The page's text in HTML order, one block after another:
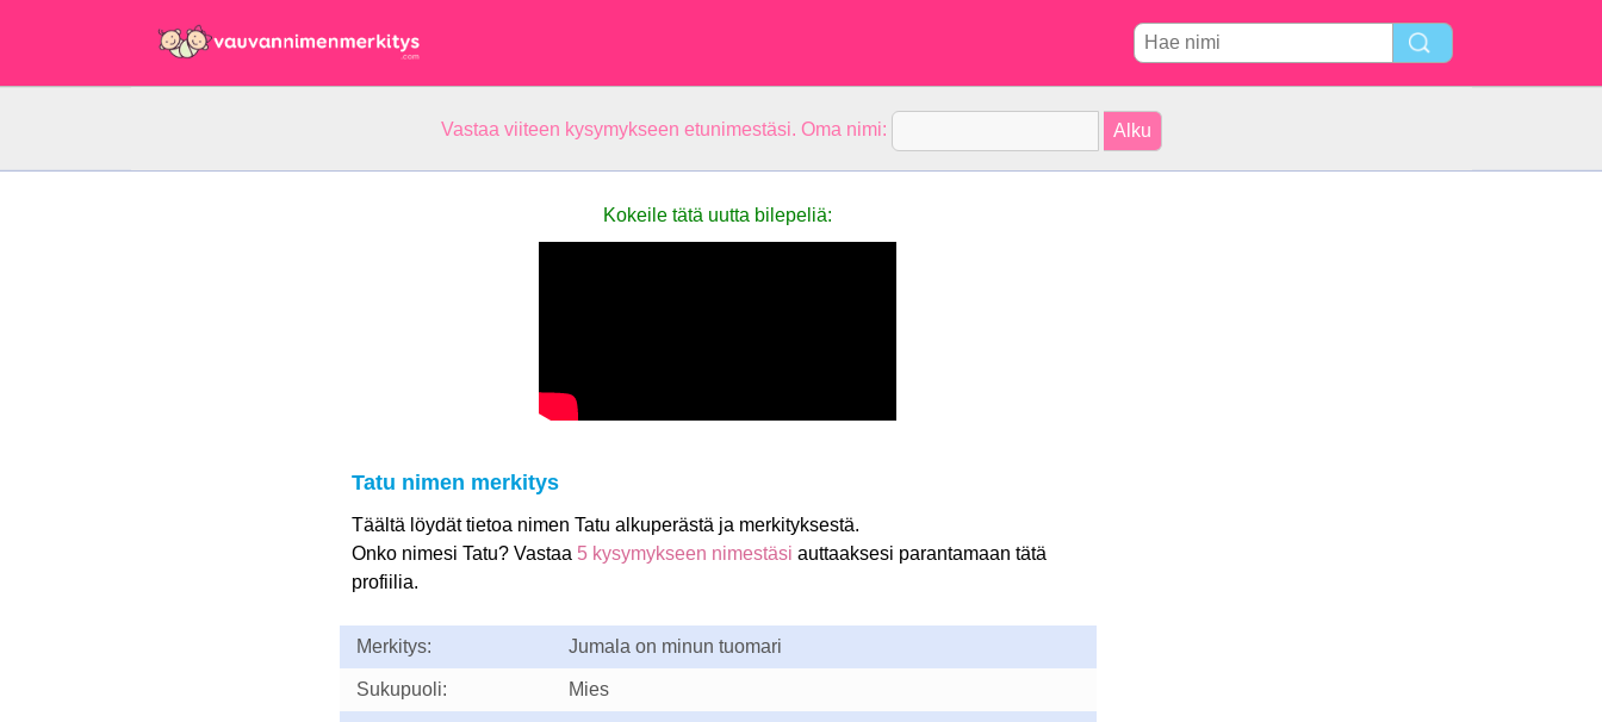
Vastaa viiteen kysymykseen etunimestäsi. Oma nimi:
Kokeile tätä uutta bilepeliä:
Tatu nimen merkitys
Täältä löydät tietoa nimen Tatu alkuperästä ja merkityksestä.
Onko nimesi Tatu? Vastaa 5 kysymykseen nimestäsi auttaaksesi parantamaan tätä
profiilia.
Merkitys: Jumala on minun tuomari
Sukupuoli: Mies